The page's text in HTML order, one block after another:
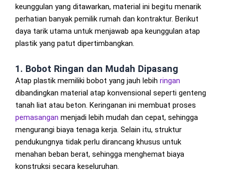
keunggulan yang ditawarkan, material ini begitu menarik
perhatian banyak pemilik rumah dan kontraktur. Berikut
daya tarik utama untuk menjawab apa keunggulan atap
plastik yang patut dipertimbangkan.
1. Bobot Ringan dan Mudah Dipasang
Atap plastik memiliki bobot yang jauh lebih ringan
dibandingkan material atap konvensional seperti genteng
tanah liat atau beton. Keringanan ini membuat proses
pemasangan menjadi lebih mudah dan cepat, sehingga
mengurangi biaya tenaga kerja. Selain itu, struktur
pendukungnya tidak perlu dirancang khusus untuk
menahan beban berat, sehingga menghemat biaya
konstruksi secara keseluruhan.